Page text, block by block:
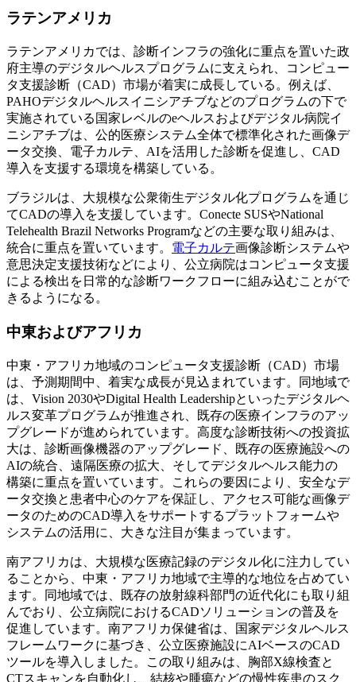
ラテンアメリカ
ラテンアメリカでは、診断インフラの強化に重点を置いた政
府主導のデジタルヘルスプログラムに支えられ、コンピュー
タ支援診断（CAD）市場が着実に成長している。例えば、
PAHOデジタルヘルスイニシアチブなどのプログラムの下で
実施されている国家レベルのeヘルスおよびデジタル病院イ
ニシアチブは、公的医療システム全体で標準化された画像デ
ータ交換、電子カルテ、AIを活用した診断を促進し、CAD
導入を支援する環境を構築している。
ブラジルは、大規模な公衆衛生デジタル化プログラムを通じ
てCADの導入を支援しています。Conecte SUSやNational
Telehealth Brazil Networks Programなどの主要な取り組みは、
統合に重点を置いています。 電子カルテ画像診断システムや
意思決定支援技術などにより、公立病院はコンピュータ支援
による検出を日常的な診断ワークフローに組み込むことがで
きるようになる。
中東およびアフリカ
中東・アフリカ地域のコンピュータ支援診断（CAD）市場
は、予測期間中、着実な成長が見込まれています。同地域で
は、Vision 2030やDigital Health Leadershipといったデジタルヘ
ルス変革プログラムが推進され、既存の医療インフラのアッ
プグレードが進められています。高度な診断技術への投資拡
大は、診断画像機器のアップグレード、既存の医療施設への
AIの統合、遠隔医療の拡大、そしてデジタルヘルス能力の
構築に重点を置いています。これらの要因により、安全なデ
ータ交換と患者中心のケアを保証し、アクセス可能な画像デ
ータのためのCAD導入をサポートするプラットフォームや
システムの活用に、大きな注目が集まっています。
南アフリカは、大規模な医療記録のデジタル化に注力してい
ることから、中東・アフリカ地域で主導的な地位を占めてい
ます。同地域では、既存の放射線科部門の近代化にも取り組
んでおり、公立病院におけるCADソリューションの普及を
促進しています。南アフリカ保健省は、国家デジタルヘルス
フレームワークに基づき、公立医療施設にAIベースのCAD
ツールを導入しました。この取り組みは、胸部X線検査と
CTスキャンを自動化し、結核や腫瘍などの慢性疾患のスク